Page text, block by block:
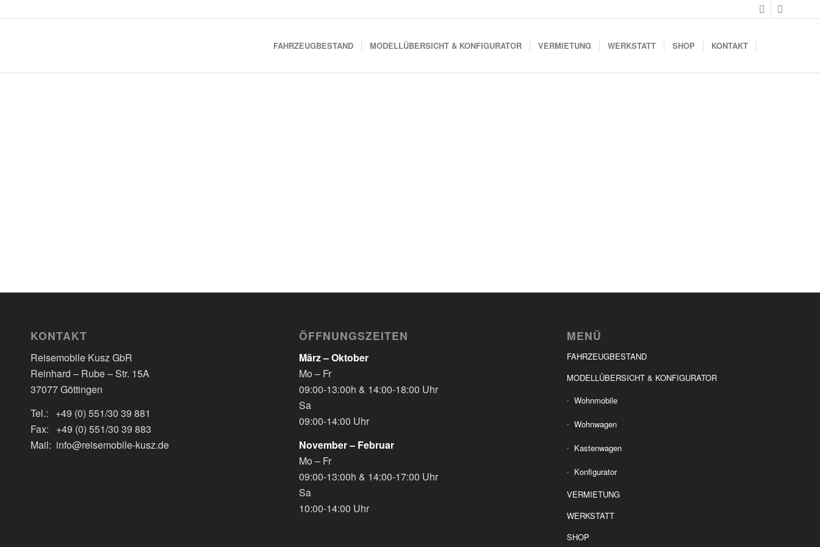
FAHRZEUGBESTAND MODELLÜBERSICHT & KONFIGURATOR VERMIETUNG WERKSTATT SHOP KONTAKT
KONTAKT
Reisemobile Kusz GbR
Reinhard – Rube – Str. 15A
37077 Göttingen
Tel.: +49 (0) 551/30 39 881
Fax: +49 (0) 551/30 39 883
Mail: info@reisemobile-kusz.de
ÖFFNUNGSZEITEN
März – Oktober
Mo – Fr
09:00-13:00h & 14:00-18:00 Uhr
Sa
09:00-14:00 Uhr
November – Februar
Mo – Fr
09:00-13:00h & 14:00-17:00 Uhr
Sa
10:00-14:00 Uhr
MENÜ
FAHRZEUGBESTAND
MODELLÜBERSICHT & KONFIGURATOR
Wohnmobile
Wohnwagen
Kastenwagen
Konfigurator
VERMIETUNG
WERKSTATT
SHOP